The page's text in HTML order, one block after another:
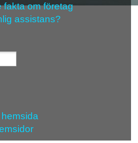
fakta om företag
assistans?